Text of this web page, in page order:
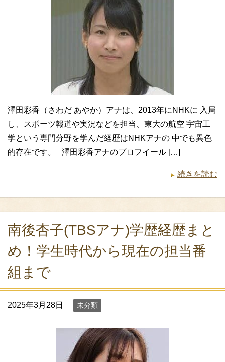
澤田彩香（さわだ あやか）アナは、2013年にNHKに 入局
し、スポーツ報道や実況などを担当、東大の航空 宇宙工
学という専門分野を学んだ経歴はNHKアナの 中でも異色
的存在です。 澤田彩香アナのプロフイール […]
続きを読む
南後杏子(TBSアナ)学歴経歴まと
め！学生時代から現在の担当番
組まで
2025年3月28日 未分類